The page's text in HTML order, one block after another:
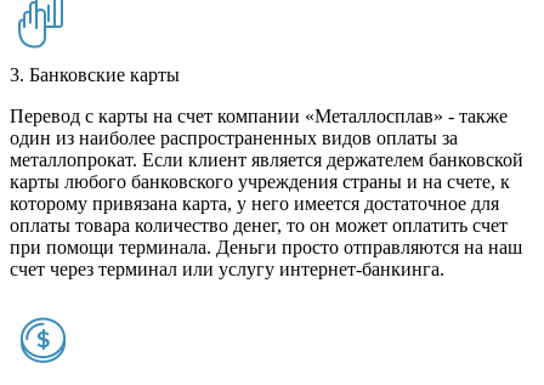
3. Банковские карты
Перевод с карты на счет компании «Металлосплав» - также
один из наиболее распространенных видов оплаты за
металлопрокат. Если клиент является держателем банковской
карты любого банковского учреждения страны и на счете, к
которому привязана карта, у него имеется достаточное для
оплаты товара количество денег, то он может оплатить счет
при помощи терминала. Деньги просто отправляются на наш
счет через терминал или услугу интернет-банкинга.